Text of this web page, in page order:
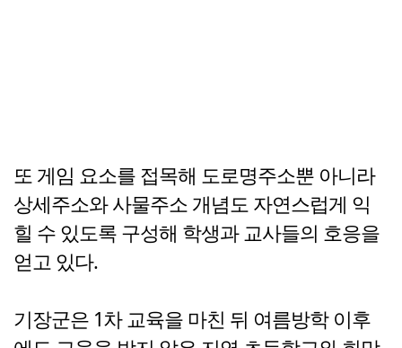
또 게임 요소를 접목해 도로명주소뿐 아니라
상세주소와 사물주소 개념도 자연스럽게 익
힐 수 있도록 구성해 학생과 교사들의 호응을
얻고 있다.
기장군은 1차 교육을 마친 뒤 여름방학 이후